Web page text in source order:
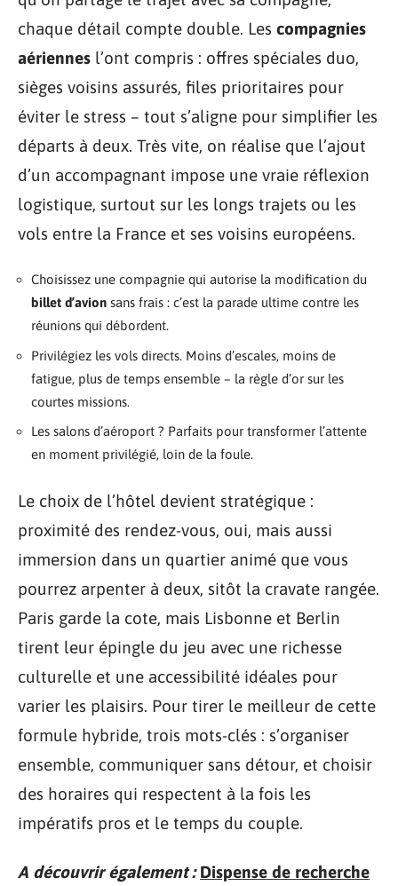
chaque détail compte double. Les compagnies
aériennes l’ont compris : offres spéciales duo,
sièges voisins assurés, files prioritaires pour
éviter le stress – tout s’aligne pour simplifier les
départs à deux. Très vite, on réalise que l’ajout
d’un accompagnant impose une vraie réflexion
logistique, surtout sur les longs trajets ou les
vols entre la France et ses voisins européens.
Choisissez une compagnie qui autorise la modification du
billet d’avion sans frais : c’est la parade ultime contre les
réunions qui débordent.
Privilégiez les vols directs. Moins d’escales, moins de
fatigue, plus de temps ensemble – la règle d’or sur les
courtes missions.
Les salons d’aéroport ? Parfaits pour transformer l’attente
en moment privilégié, loin de la foule.
Le choix de l’hôtel devient stratégique :
proximité des rendez-vous, oui, mais aussi
immersion dans un quartier animé que vous
pourrez arpenter à deux, sitôt la cravate rangée.
Paris garde la cote, mais Lisbonne et Berlin
tirent leur épingle du jeu avec une richesse
culturelle et une accessibilité idéales pour
varier les plaisirs. Pour tirer le meilleur de cette
formule hybride, trois mots-clés : s’organiser
ensemble, communiquer sans détour, et choisir
des horaires qui respectent à la fois les
impératifs pros et le temps du couple.
A découvrir également : Dispense de recherche